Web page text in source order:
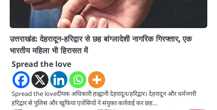
उत्तराखंड: देहरादून-हरिद्वार से छह बांग्लादेशी नागरिक गिरफ्तार, एक
भारतीय महिला भी हिरासत में
Spread the love
Spread the loveदीपक अधिकारी हल्द्वानी देहरादून/हरिद्वार। देहरादून और धर्मनगरी
हरिद्वार से पुलिस और खुफिया एजेंसियों ने संयुक्त कार्रवाई कर छह…